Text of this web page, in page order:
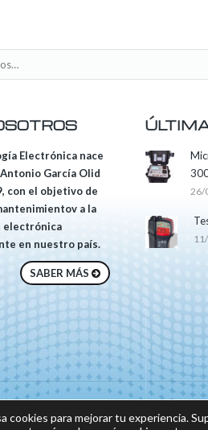
Electrónica nace
García Olid
con el objetivo de
a la
electrónica
en nuestro país.
SABER MÁS
26/
Sitio web desarrollado por:
cookies para mejorar tu experiencia.